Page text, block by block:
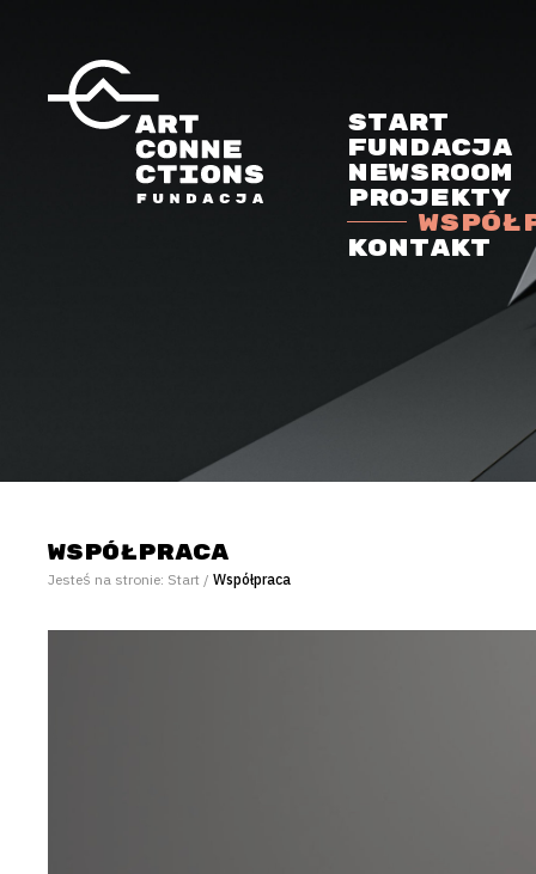
Start
Fundacja
Newsroom
Projekty
Kontakt
Współpraca
Jesteś na stronie: Start / Współpraca